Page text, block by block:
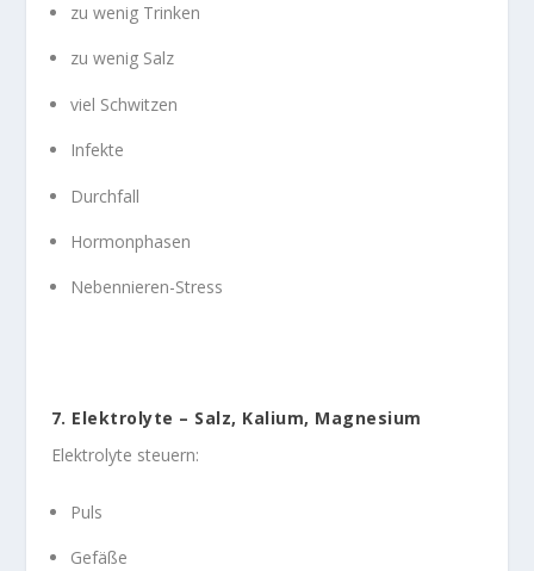
zu wenig Trinken
zu wenig Salz
viel Schwitzen
Infekte
Durchfall
Hormonphasen
Nebennieren-Stress
7. Elektrolyte – Salz, Kalium, Magnesium
Elektrolyte steuern:
Puls
Gefäße